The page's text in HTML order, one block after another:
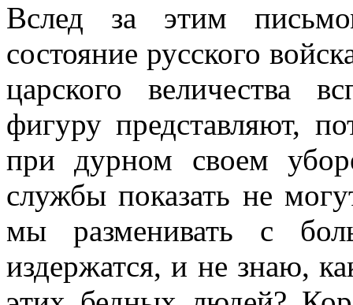
Вслед за этим
состояние русского
царского величества
фигуру представляют,
при дурном своем
службы показать не
мы разменивать с
издержатся, и не знаю,